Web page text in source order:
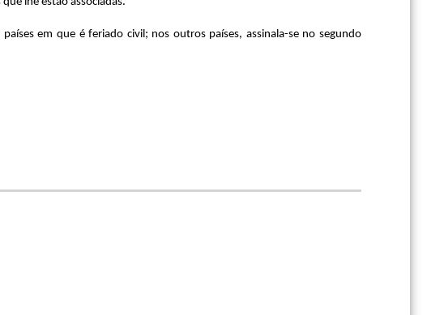
em que é feriado civil; nos outros países, assinala-se no segundo